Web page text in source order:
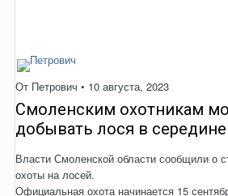
От Петрович • 10 августа, 2023
Смоленским охотникам
добывать лося в середине
Власти Смоленской области сообщили о
охоты на лосей.
Официальная охота начинается 15